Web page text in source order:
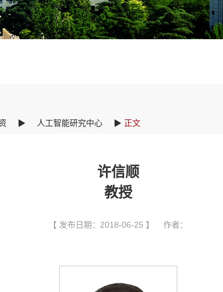
▶ 人工智能研究中心 ▶ 正文
许信顺
教授
【 发布日期：2018-06-25 】 作者：